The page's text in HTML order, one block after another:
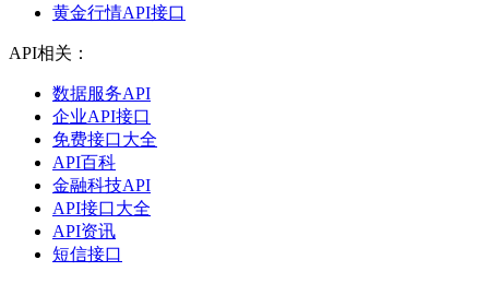
黄金行情API接口
API相关：
数据服务API
企业API接口
免费接口大全
API百科
金融科技API
API接口大全
API资讯
短信接口